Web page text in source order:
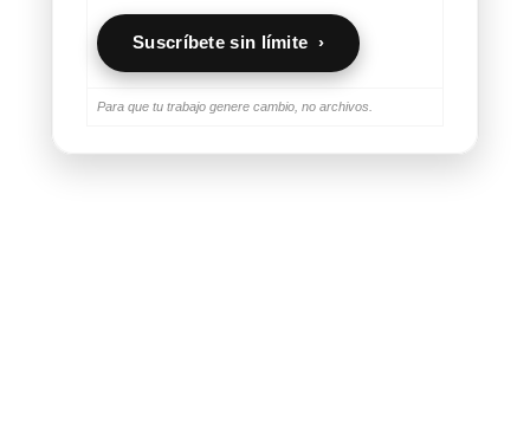
Suscríbete sin límite ›
Para que tu trabajo genere cambio, no archivos.